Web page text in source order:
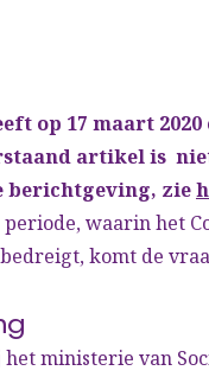
op 17 maart
artikel is
berichtgeving, zie
waarin het
komt de
ministerie van